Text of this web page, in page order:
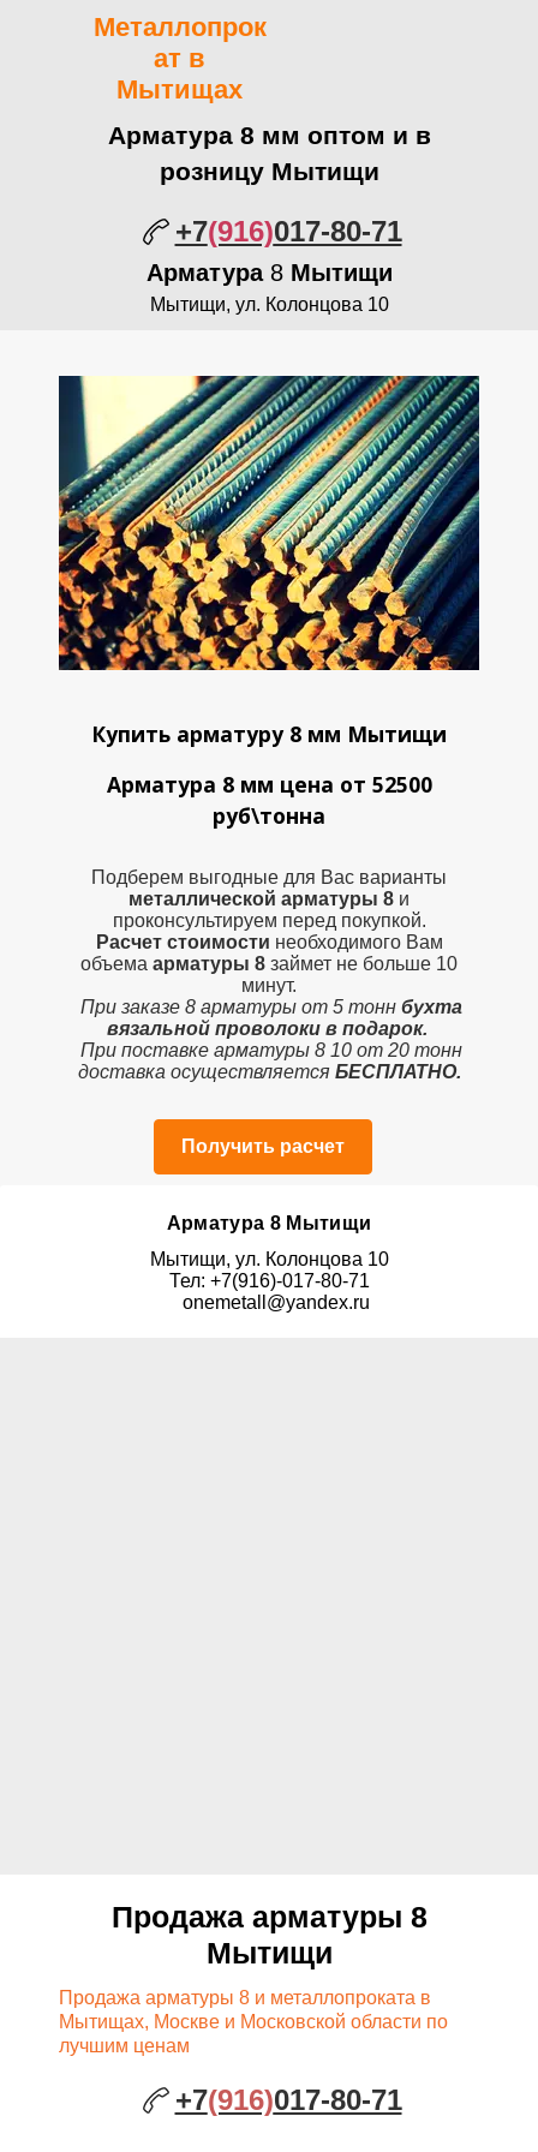
Металлопрок
ат в
Мытищах
Арматура 8 мм оптом и в
розницу Мытищи
+7(916)017-80-71
Арматура8Мытищи
Мытищи, ул. Колонцова 10
Купить арматуру 8 мм Мытищи
Арматура 8 мм цена от 52500
руб\тонна
Подберем выгодные для Вас варианты
металлической арматуры 8 и
проконсультируем перед покупкой.
Расчет стоимости необходимого Вам
объема арматуры 8 займет не больше 10
минут.
При заказе 8 арматуры от 5 тонн бухта
вязальной проволоки в подарок.
При поставке арматуры 8 10 от 20 тонн
доставка осуществляется БЕСПЛАТНО.
Получить расчет
Арматура 8 Мытищи
Мытищи, ул. Колонцова 10
Тел: +7(916)-017-80-71
onemetall@yandex.ru
Продажа арматуры 8
Мытищи
Продажа арматуры 8 и металлопроката в
Мытищах, Москве и Московской области по
лучшим ценам
+7(916)017-80-71